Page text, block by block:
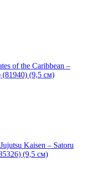
of the Caribbean –
(81940) (9,5 см)
Kaisen – Satoru
(9,5 см)